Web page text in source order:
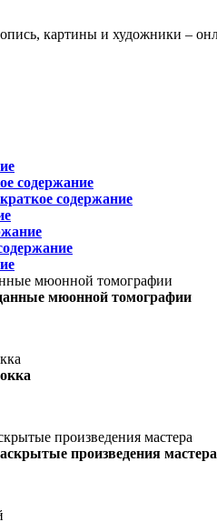
содержание
содержание
мюонной томографии
произведения мастера